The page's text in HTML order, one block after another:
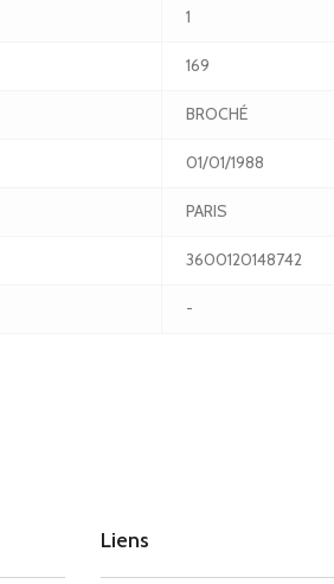
1
169
BROCHÉ
01/01/1988
PARIS
3600120148742
-
Liens